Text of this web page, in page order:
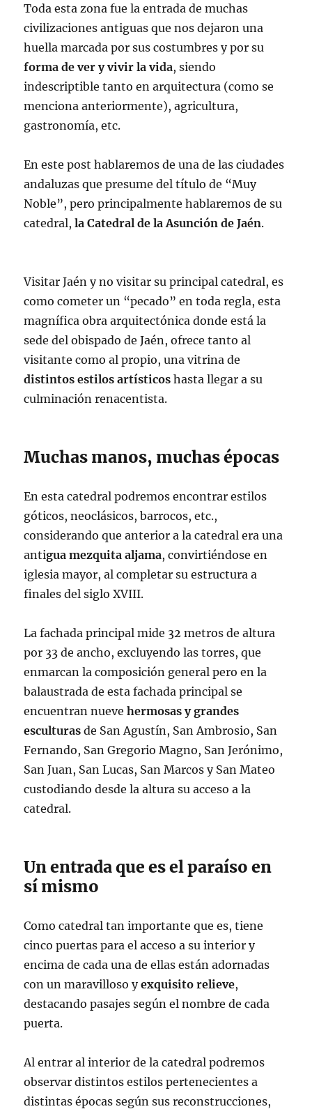
Toda esta zona fue la entrada de muchas
civilizaciones antiguas que nos dejaron una
huella marcada por sus costumbres y por su
forma de ver y vivir la vida, siendo
indescriptible tanto en arquitectura (como se
menciona anteriormente), agricultura,
gastronomía, etc.
En este post hablaremos de una de las ciudades
andaluzas que presume del título de “Muy
Noble”, pero principalmente hablaremos de su
catedral,la Catedral de la Asunción de Jaén.
Visitar Jaén y no visitar su principal catedral, es
como cometer un “pecado” en toda regla, esta
magnífica obra arquitectónica donde está la
sede del obispado de Jaén, ofrece tanto al
visitante como al propio, una vitrina de
distintos estilos artísticos hasta llegar a su
culminación renacentista.
Muchas manos, muchas épocas
En esta catedral podremos encontrar estilos
góticos, neoclásicos, barrocos, etc.,
considerando que anterior a la catedral era una
antigua mezquita aljama, convirtiéndose en
iglesia mayor, al completar su estructura a
finales del siglo XVIII.
La fachada principal mide 32 metros de altura
por 33 de ancho, excluyendo las torres, que
enmarcan la composición general pero en la
balaustrada de esta fachada principal se
encuentran nuevehermosas y grandes
esculturas de San Agustín, San Ambrosio, San
Fernando, San Gregorio Magno, San Jerónimo,
San Juan, San Lucas, San Marcos y San Mateo
custodiando desde la altura su acceso a la
catedral.
Un entrada que es el paraíso en
sí mismo
Como catedral tan importante que es, tiene
cinco puertas para el acceso a su interior y
encima de cada una de ellas están adornadas
con un maravilloso yexquisito relieve,
destacando pasajes según el nombre de cada
puerta.
Al entrar al interior de la catedral podremos
observar distintos estilos pertenecientes a
distintas épocas según sus reconstrucciones,